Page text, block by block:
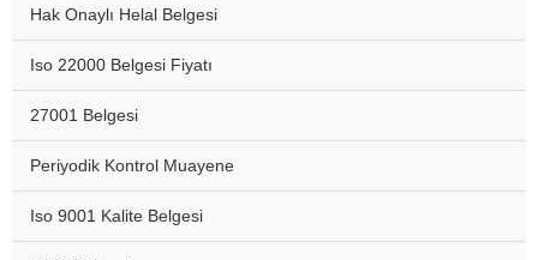
Hak Onaylı Helal Belgesi
Iso 22000 Belgesi Fiyatı
27001 Belgesi
Periyodik Kontrol Muayene
Iso 9001 Kalite Belgesi